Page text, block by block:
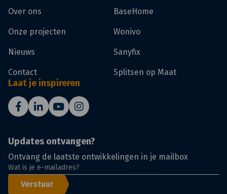
Over ons
Onze projecten
Nieuws
Contact
BaseHome
Wonivo
Sanyfix
Splitsen op Maat
Laat je inspireren
Updates ontvangen?
Ontvang de laatste ontwikkelingen in je mailbox
Verstuur